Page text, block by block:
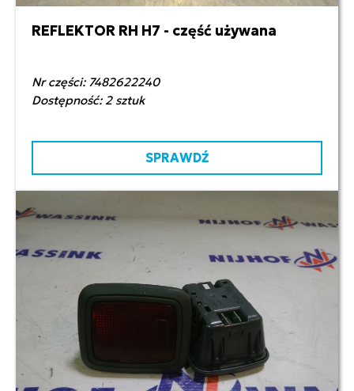
800,00 zł netto
REFLEKTOR RH H7 - część używana
Nr części: 7482622240
Dostępność: 2 sztuk
SPRAWDŹ